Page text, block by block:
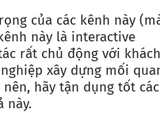
của các kênh này
này là interactive
rất chủ động với khách
xây dựng mối
hãy tận dụng tốt các
này.